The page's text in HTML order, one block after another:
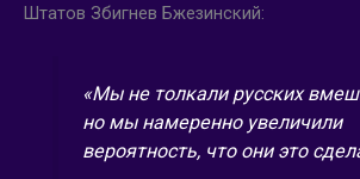
Штатов Збигнев Бжезинский:
«Мы не толкали русских
но мы намеренно увеличили
вероятность, что они это